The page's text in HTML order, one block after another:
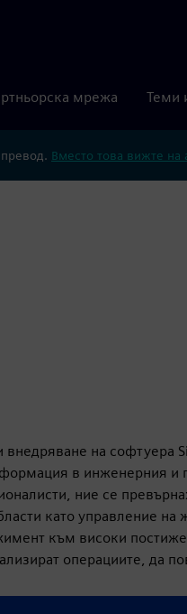
мрежа Теми
Вместо това вижте на
на софтуера
в инженерния и
ние се
като управление на
към високи
операциите, да